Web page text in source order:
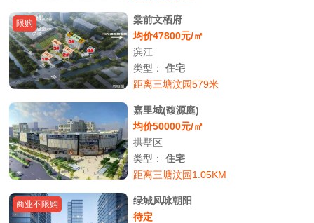
限购
棠前文栖府
均价47800元/㎡
滨江
类型：住宅
距离三塘汶园579米
嘉里城(馥源庭)
均价50000元/㎡
拱墅区
类型：住宅
距离三塘汶园1.05KM
商业不限购
绿城凤咏朝阳
待定